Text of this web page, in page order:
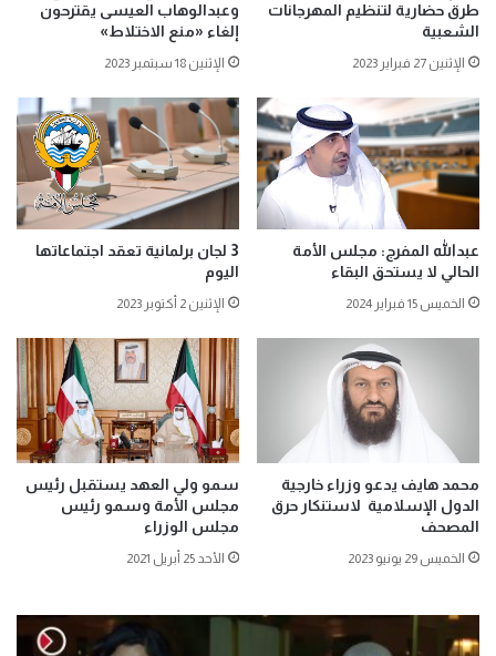
طرق حضارية لتنظيم المهرجانات
الشعبية
الإثنين 27 فبراير 2023
وعبدالوهاب العيسى يقترحون
إلغاء «منع الاختلاط»
الإثنين 18 سبتمبر 2023
عبدالله المفرج: مجلس الأمة
الحالي لا يستحق البقاء
الخميس 15 فبراير 2024
3 لجان برلمانية تعقد اجتماعاتها
اليوم
الإثنين 2 أكتوبر 2023
محمد هايف يدعو وزراء خارجية
الدول الإسلامية لاستنكار حرق
المصحف
الخميس 29 يونيو 2023
سمو ولي العهد يستقبل رئيس
مجلس الأمة وسمو رئيس
مجلس الوزراء
الأحد 25 أبريل 2021